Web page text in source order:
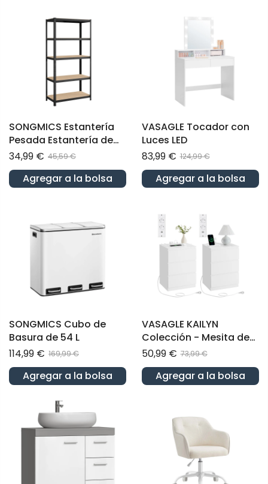
SONGMICS Estantería
Pesada Estantería de
Acero Montaje sin
Herramientas
34,99 € 45,59 €
Agregar a la bolsa
VASAGLE Tocador con
Luces LED
83,99 € 124,99 €
Agregar a la bolsa
SONGMICS Cubo de
Basura de 54 L
114,99 € 169,99 €
Agregar a la bolsa
VASAGLE KAILYN
Colección - Mesita de
Noche con Estación de
Puertos USB
50,99 € 73,99 €
Agregar a la bolsa